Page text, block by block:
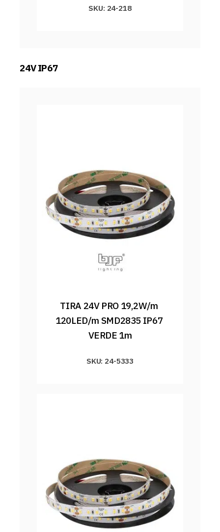
SKU: 24-218
24V IP67
TIRA 24V PRO 19,2W/m
120LED/m SMD2835 IP67
VERDE 1m
SKU: 24-5333